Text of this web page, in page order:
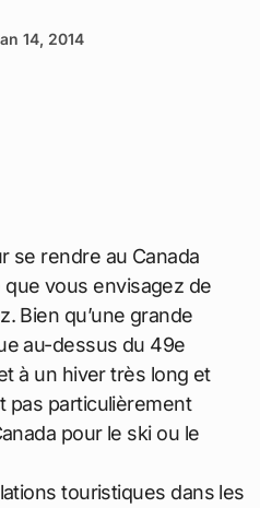
14, 2014
se rendre au Canada
vous envisagez de
Bien qu’une grande
au-dessus du 49e
à un hiver très long et
pas particulièrement
pour le ski ou le
touristiques dans les